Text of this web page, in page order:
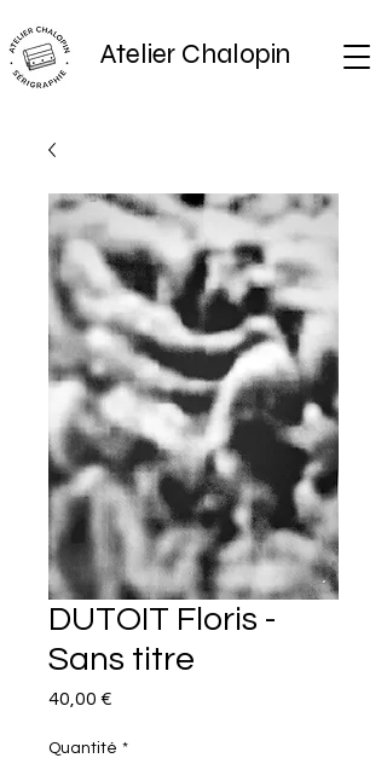
Atelier Chalopin
DUTOIT Floris -
Sans titre
40,00 €
Quantité *